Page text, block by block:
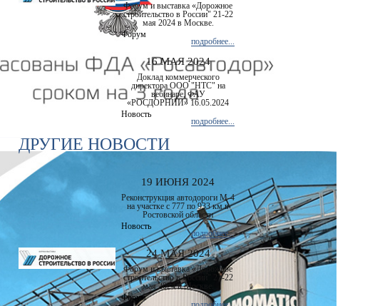
Форум и выставка «Дорожное
строительство в России" 21-22
мая 2024 в Москве.
Форум
подробнее...
16 МАЯ 2024
Доклад коммерческого
директора ООО "НТС" на
вебинаре, ФАУ
«РОСДОРНИИ» 16.05.2024
Новость
подробнее...
ДРУГИЕ НОВОСТИ
19 ИЮНЯ 2024
Реконструкция автодороги М-4
на участке с 777 по 933 км в
Ростовской области
Новость
подробнее...
24 МАЯ 2024
Форум и выставка «Дорожное
строительство в России" 21-22
мая 2024 в Москве.
Форум